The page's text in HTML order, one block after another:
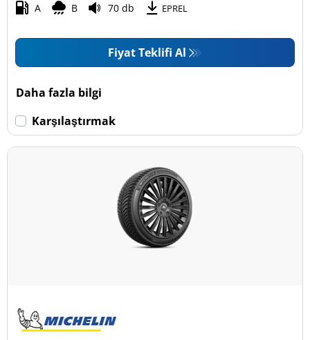
A B 70 db EPREL
Fiyat Teklifi Al
Daha fazla bilgi
Karşılaştırmak